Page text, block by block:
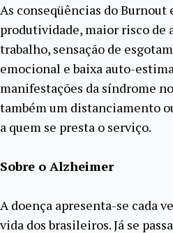
As conseqüências do Burnout
produtividade, maior risco de
trabalho, sensação de
emocional e baixa auto-
manifestações da síndrome
também um distanciamento
a quem se presta o serviço.
Sobre o Alzheimer
A doença apresenta-se cada
vida dos brasileiros. Já se